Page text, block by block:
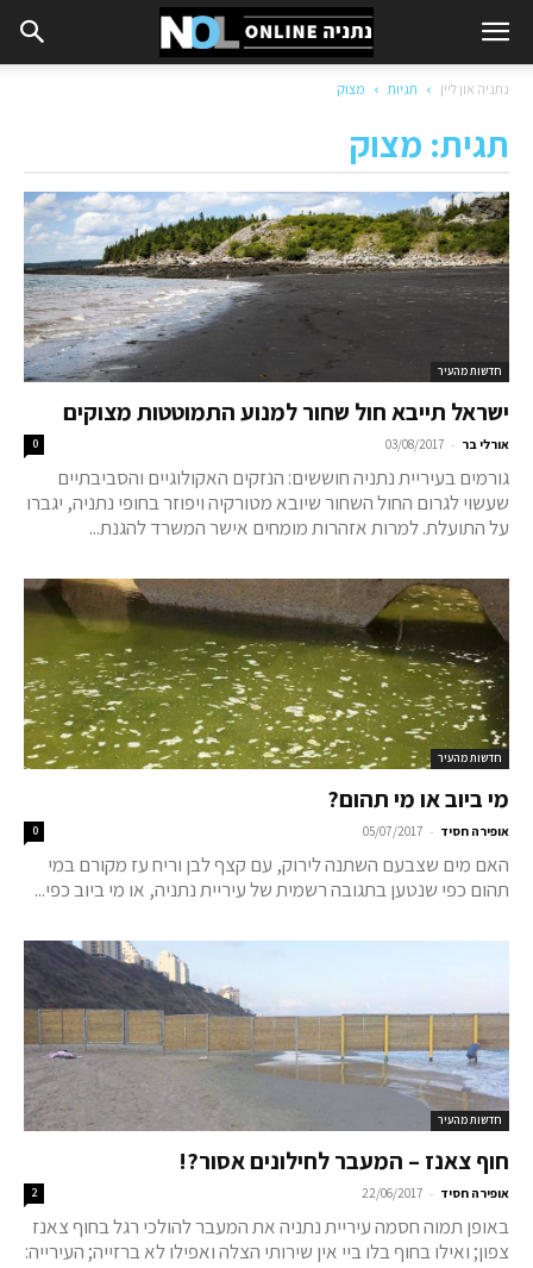
נתניה און ליין תגיות מצוק
תגית: מצוק
חדשות מהעיר
ישראל תייבא חול שחור למנוע התמוטטות מצוקים
אורלי בר -
03/08/2017
0
גורמים בעיריית נתניה חוששים: הנזקים האקולוגיים והסביבתיים
שעשוי לגרום החול השחור שיובא מטורקיה ויפוזר בחופי נתניה, יגברו
על התועלת. למרות אזהרות מומחים אישר המשרד להגנת...
חדשות מהעיר
מי ביוב או מי תהום?
אופירה חסיד -
05/07/2017
0
האם מים שצבעם השתנה לירוק, עם קצף לבן וריח עז מקורם במי
תהום כפי שנטען בתגובה רשמית של עיריית נתניה, או מי ביוב כפי...
חדשות מהעיר
חוף צאנז – המעבר לחילונים אסור?!
אופירה חסיד -
22/06/2017
2
באופן תמוה חסמה עיריית נתניה את המעבר להולכי רגל בחוף צאנז
צפון; ואילו בחוף בלו ביי אין שירותי הצלה ואפילו לא ברזייה; העירייה: